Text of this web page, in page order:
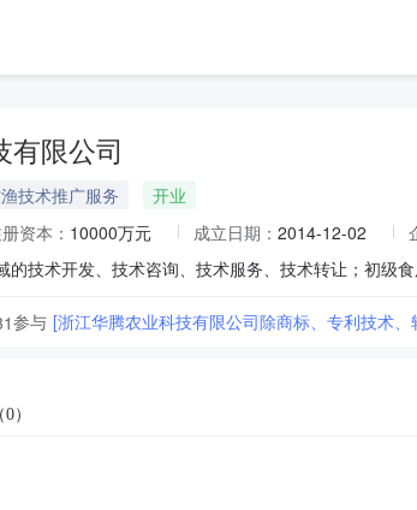
有限公司
技术推广服务
开业
资本： 10000万元 成立日期： 2014-12-02
参与 [浙江华腾农业科技有限公司除商标、专利技术
0）